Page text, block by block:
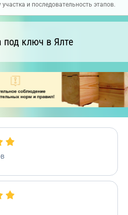
и последовательность этапов.
ключ в Ялте